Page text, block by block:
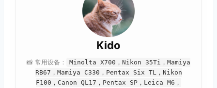
Kido
📸 常用设备：
Minolta X700，Nikon 35Ti，Mamiya
RB67，Mamiya C330，Pentax Six TL，Nikon
F100，Canon QL17，Pentax SP，Leica M6，